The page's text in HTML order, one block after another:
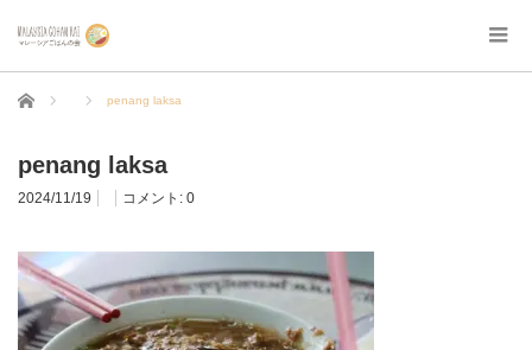
ホーム penang laksa
penang laksa
2024/11/19 コメント: 0